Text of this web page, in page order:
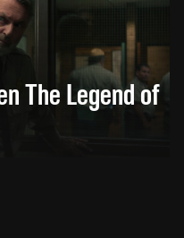
The Legend of